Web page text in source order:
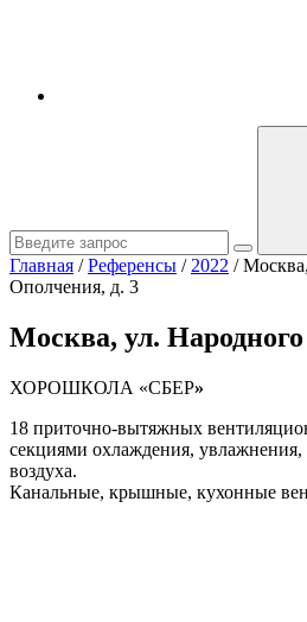
Главная / Референсы / 2022 /
Ополчения, д. 3
Москва, ул.
ХОРОШКОЛА «СБЕР»
18 приточно-вытяжных
секциями охлаждения,
воздуха.
Канальные, крышные, кухонные